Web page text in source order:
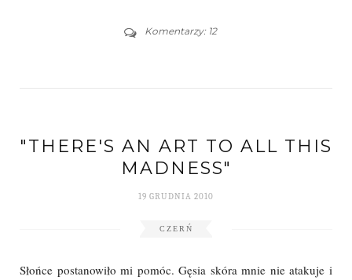
Komentarzy: 12
"THERE'S AN ART TO ALL THIS
MADNESS"
19 GRUDNIA 2010
CZERŃ
Słońce postanowiło mi pomóc. Gęsia skóra mnie nie atakuje i